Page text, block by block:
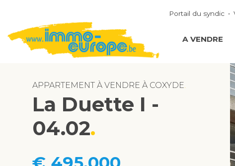
Portail du syndic
A VENDRE
APPARTEMENT À VENDRE À COXYDE
La Duette I -
04.02